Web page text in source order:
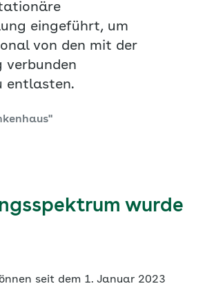
eingeführt, um
von den mit der
verbunden
entlasten.
wurde
seit dem 1. Januar 2023